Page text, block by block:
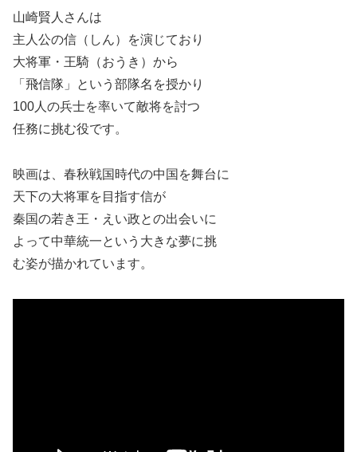
山崎賢人さんは
主人公の信（しん）を演じており
大将軍・王騎（おうき）から
「飛信隊」という部隊名を授かり
100人の兵士を率いて敵将を討つ
任務に挑む役です。
映画は、春秋戦国時代の中国を舞台に
天下の大将軍を目指す信が
秦国の若き王・えい政との出会いに
よって中華統一という大きな夢に挑
む姿が描かれています。